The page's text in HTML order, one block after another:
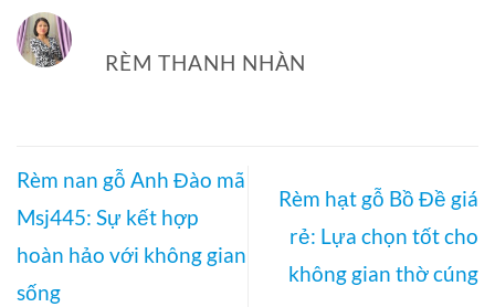
RÈM THANH NHÀN
Rèm nan gỗ Anh Đào mã
Msj445: Sự kết hợp
hoàn hảo với không gian
sống
Rèm hạt gỗ Bồ Đề giá
rẻ: Lựa chọn tốt cho
không gian thờ cúng